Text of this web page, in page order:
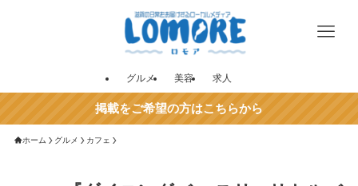
グルメ 美容 求人
掲載をご希望の方はこちらから
ホーム グルメ カフェ